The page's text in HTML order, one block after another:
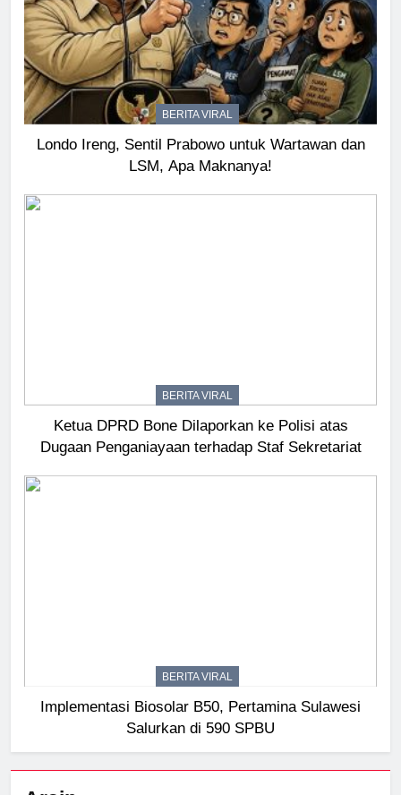
BERITA VIRAL
Londo Ireng, Sentil Prabowo untuk Wartawan dan
LSM, Apa Maknanya!
BERITA VIRAL
Ketua DPRD Bone Dilaporkan ke Polisi atas
Dugaan Penganiayaan terhadap Staf Sekretariat
BERITA VIRAL
Implementasi Biosolar B50, Pertamina Sulawesi
Salurkan di 590 SPBU